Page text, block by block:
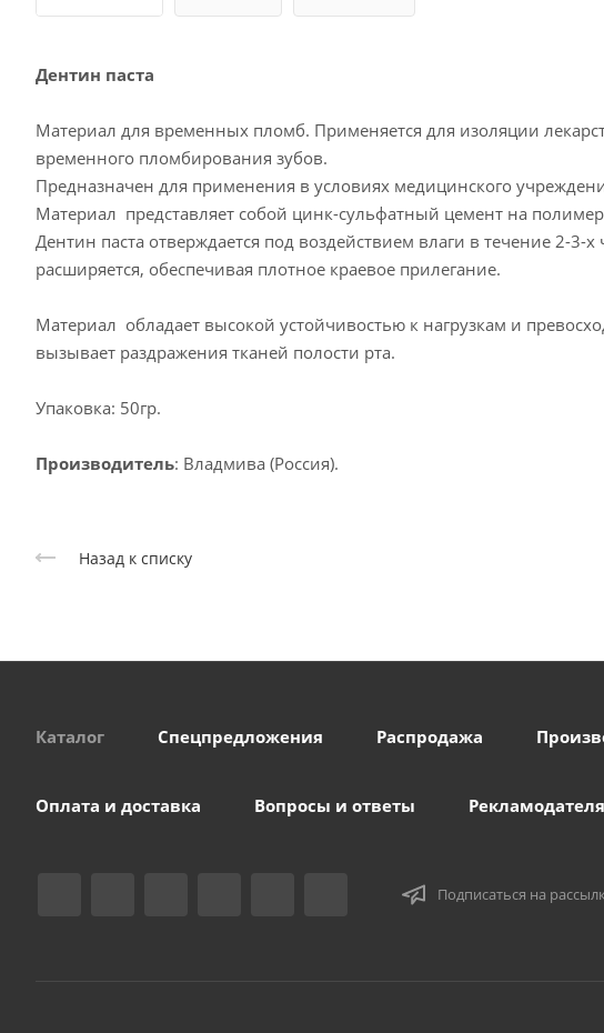
Дентин паста
Материал для временных пломб. Применяется для изоляции
временного пломбирования зубов.
Предназначен для применения в условиях медицинского
Материал представляет собой цинк-сульфатный цемент на
Дентин паста отверждается под воздействием влаги в течение 2-3-
расширяется, обеспечивая плотное краевое прилегание.
Материал обладает высокой устойчивостью к нагрузкам и
вызывает раздражения тканей полости рта.
Упаковка: 50гр.
Производитель: Владмива (Россия).
Назад к списку
Каталог Спецпредложения Распродажа
Оплата и доставка Вопросы и ответы
Подписаться на